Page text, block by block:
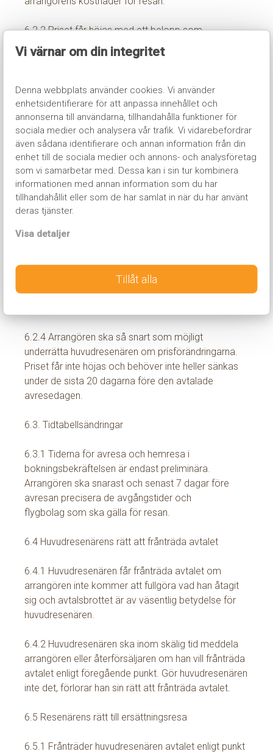
Vi värnar om din integritet
Denna webbplats använder cookies. Vi använder
enhetsidentifierare för att anpassa innehållet och
annonserna till användarna, tillhandahålla funktioner för
sociala medier och analysera vår trafik. Vi vidarebefordrar
även sådana identifierare och annan information från din
enhet till de sociala medier och annons- och analysföretag
som vi samarbetar med. Dessa kan i sin tur kombinera
informationen med annan information som du har
tillhandahållit eller som de har samlat in när du har använt
deras tjänster.
Visa detaljer
Tillåt alla
6.2.2 Priset får höjas med ett belopp som
motsvarar resenärens andel av den kostnadsökning
som arrangören drabbas av för genomförandet av
sådant slag som anges i (a) – (c) ovan i denna
punkt.
Om till exempel en avgift enligt punkt (a) ovan ökar
med 100 kronor för varje resenär, får priset för resan
höjas med samma belopp.
Researrangören är skyldig att på resenärens
begäran redovisa hur prishöjningen beräknats. Rätt
endast om kostnadsökningen sammanlagt
6.2.3 Resans pris ska sänkas om arrangörens
kostnader, av skäl som angivit ovan, minskar med
6.2.4 Arrangören ska så snart som möjligt
underrätta huvudresenären om prisförändringarna.
Priset får inte höjas och behöver inte heller sänkas
under de sista 20 dagarna före den avtalade
avresedagen.
6.3. Tidtabellsändringar
6.3.1 Tiderna för avresa och hemresa i
bokningsbekräftelsen är endast preliminära.
Arrangören ska snarast och senast 7 dagar före
avresan precisera de avgångstider och
flygbolag som ska gälla för resan.
6.4 Huvudresenärens rätt att frånträda avtalet
6.4.1 Huvudresenären får frånträda avtalet om
arrangören inte kommer att fullgöra vad han åtagit
sig och avtalsbrottet är av väsentlig betydelse för
huvudresenären.
6.4.2 Huvudresenären ska inom skälig tid meddela
arrangören eller återförsäljaren om han vill frånträda
avtalet enligt föregående punkt. Gör huvudresenären
inte det, förlorar han sin rätt att frånträda avtalet.
6.5 Resenärens rätt till ersättningsresa
6.5.1 Frånträder huvudresenären avtalet enligt punkt